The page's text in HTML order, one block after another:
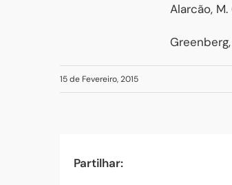
Alarcão,
15 de Fevereiro, 2015
Partilhar: